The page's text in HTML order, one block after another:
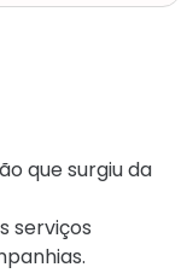
que surgiu da
serviços